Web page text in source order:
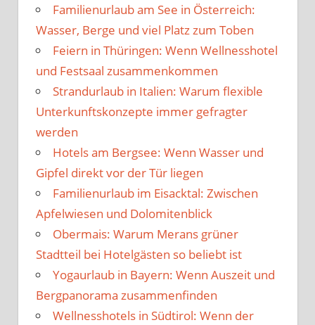
Familienurlaub am See in Österreich:
Wasser, Berge und viel Platz zum Toben
Feiern in Thüringen: Wenn Wellnesshotel
und Festsaal zusammenkommen
Strandurlaub in Italien: Warum flexible
Unterkunftskonzepte immer gefragter
werden
Hotels am Bergsee: Wenn Wasser und
Gipfel direkt vor der Tür liegen
Familienurlaub im Eisacktal: Zwischen
Apfelwiesen und Dolomitenblick
Obermais: Warum Merans grüner
Stadtteil bei Hotelgästen so beliebt ist
Yogaurlaub in Bayern: Wenn Auszeit und
Bergpanorama zusammenfinden
Wellnesshotels in Südtirol: Wenn der